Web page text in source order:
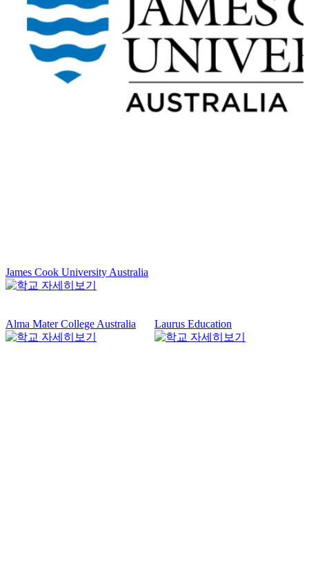
James Cook University Australia
Alma Mater College Australia Laurus Education